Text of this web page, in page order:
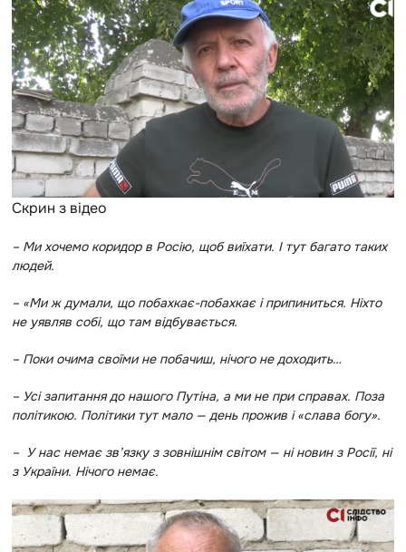
Скрин з відео
– Ми хочемо коридор в Росію, щоб виїхати. І тут багато таких
людей.
– «Ми ж думали, що побахкає-побахкає і припиниться. Ніхто
не уявляв собі, що там відбувається.
– Поки очима своїми не побачиш, нічого не доходить…
– Усі запитання до нашого Путіна, а ми не при справах. Поза
політикою. Політики тут мало — день прожив і «слава богу».
– У нас немає зв’язку з зовнішнім світом — ні новин з Росії, ні
з України. Нічого немає.